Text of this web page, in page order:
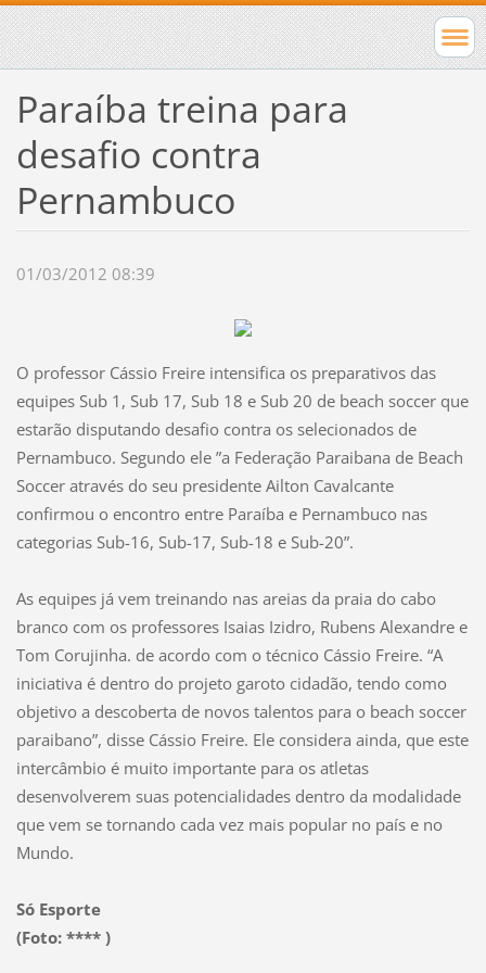
Paraíba treina para
desafio contra
Pernambuco
01/03/2012 08:39
O professor Cássio Freire intensifica os preparativos das
equipes Sub 1, Sub 17, Sub 18 e Sub 20 de beach soccer que
estarão disputando desafio contra os selecionados de
Pernambuco. Segundo ele ”a Federação Paraibana de Beach
Soccer através do seu presidente Ailton Cavalcante
confirmou o encontro entre Paraíba e Pernambuco nas
categorias Sub-16, Sub-17, Sub-18 e Sub-20”.
As equipes já vem treinando nas areias da praia do cabo
branco com os professores Isaias Izidro, Rubens Alexandre e
Tom Corujinha. de acordo com o técnico Cássio Freire. “A
iniciativa é dentro do projeto garoto cidadão, tendo como
objetivo a descoberta de novos talentos para o beach soccer
paraibano”, disse Cássio Freire. Ele considera ainda, que este
intercâmbio é muito importante para os atletas
desenvolverem suas potencialidades dentro da modalidade
que vem se tornando cada vez mais popular no país e no
Mundo.
Só Esporte
(Foto: **** )